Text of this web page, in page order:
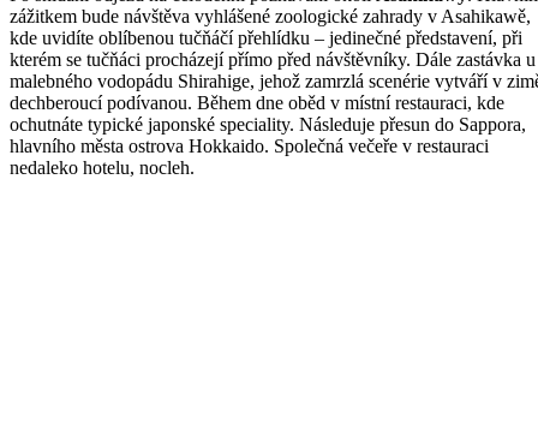
zážitkem bude návštěva vyhlášené zoologické zahrady v Asahikawě,
kde uvidíte oblíbenou tučňáčí přehlídku – jedinečné představení, při
kterém se tučňáci procházejí přímo před návštěvníky. Dále zastávka u
malebného vodopádu Shirahige, jehož zamrzlá scenérie vytváří v
dechberoucí podívanou. Během dne oběd v místní restauraci, kde
ochutnáte typické japonské speciality. Následuje přesun do Sappora,
hlavního města ostrova Hokkaido. Společná večeře v restauraci
nedaleko hotelu, nocleh.